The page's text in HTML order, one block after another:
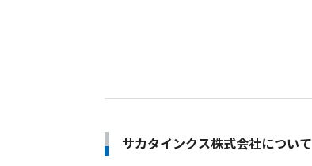
サカタインクス株式会社について